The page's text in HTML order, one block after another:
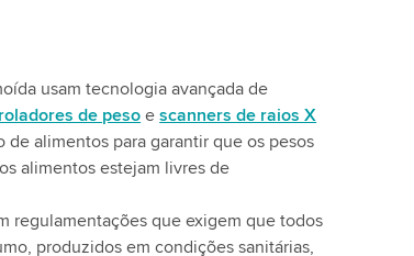
usam tecnologia avançada de
de peso escanners de raios X
alimentos para garantir que os pesos
alimentos estejam livres de
regulamentações que exigem que todos
produzidos em condições sanitárias,